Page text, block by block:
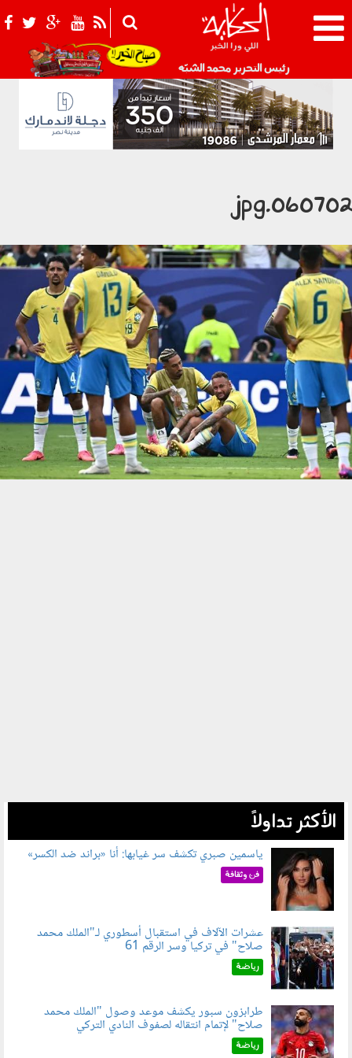
رئيس التحرير محمد الشبّه 021_2.png
الأكثر تداولاً
050802.jpg
ياسمين صبري تكشف سر غيابها: أنا «براند ضد الكسر»
فن وثقافة
050803.jpg
عشرات الآلاف في استقبال أسطوري لـ"الملك محمد
صلاح" في تركيا وسر الرقم 61
رياضة
050801.jpg
طرابزون سبور يكشف موعد وصول "الملك محمد
صلاح" لإتمام انتقاله لصفوف النادي التركي
رياضة